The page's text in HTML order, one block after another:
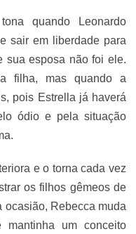
quando Leonardo
sair em liberdade para
sua esposa não foi ele.
filha, mas quando a
pois Estrella já haverá
ódio e pela situação
e o torna cada vez
os filhos gêmeos de
ocasião, Rebecca muda
um conceito